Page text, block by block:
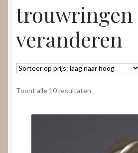
Over
Contact
Nieuws
Video’s
trouwringen
veranderen
Toont alle 10 resultaten